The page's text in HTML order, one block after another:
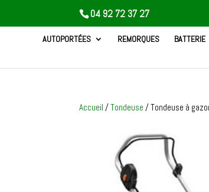
04 92 72 37 27
AUTOPORTÉES REMORQUES BATTERIE
Accueil /Tondeuse / Tondeuse à